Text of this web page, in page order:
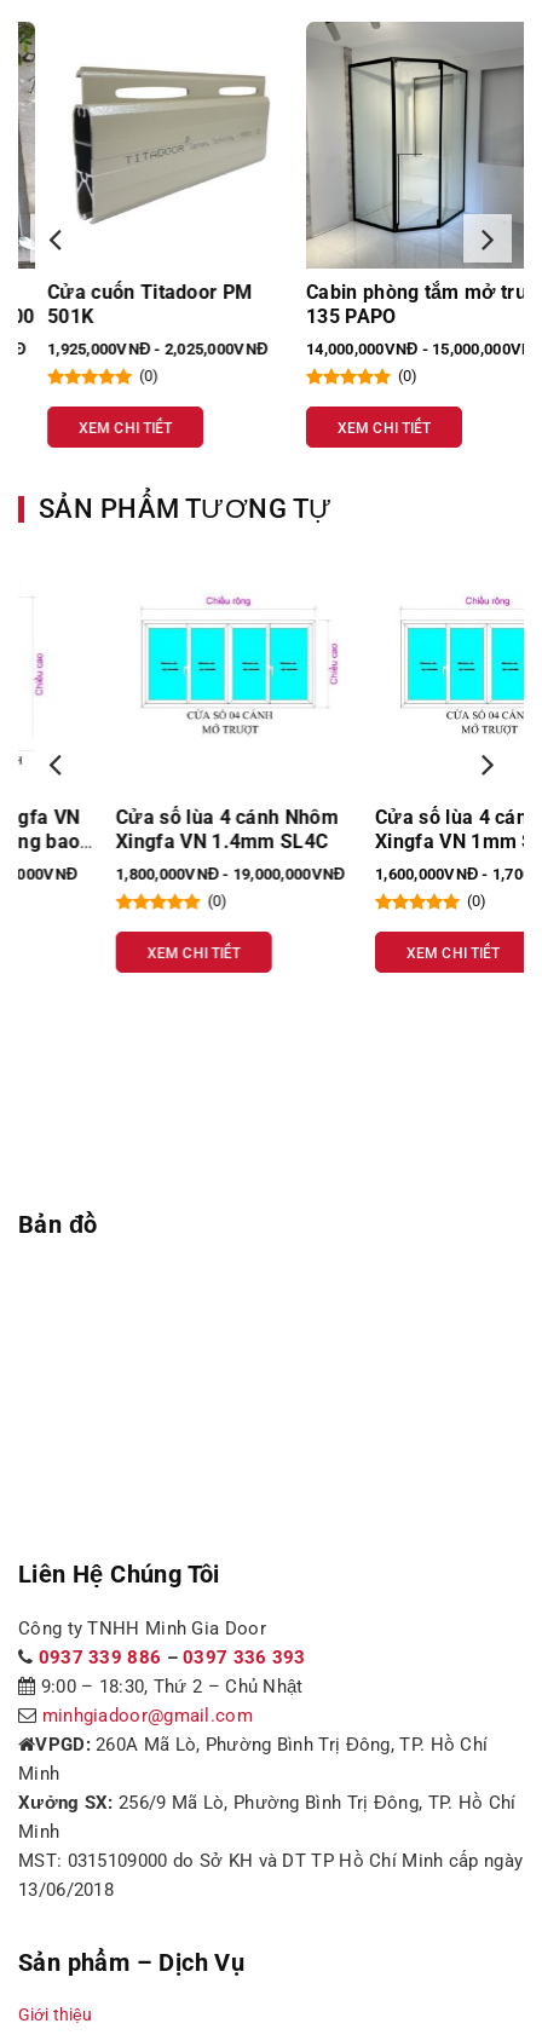
Cửa cuốn Titadoor PM
501K
1,925,000VNĐ - 2,025,000VNĐ
(0)
XEM CHI TIẾT
Cabin phòng tắm mở trượt
135 PAPO
14,000,000VNĐ - 15,000,000VNĐ
(0)
XEM CHI TIẾT
SẢN PHẨM TƯƠNG TỰ
Cửa sổ lùa 4 cánh Nhôm
Xingfa VN 1.4mm SL4C
1,800,000VNĐ - 19,000,000VNĐ
(0)
Cửa sổ lùa 4 cánh Nhôm
Xingfa VN 1mm SL4C
1,600,000VNĐ - 1,700,000VNĐ
(0)
Bản đồ
Liên Hệ Chúng Tôi
Công ty TNHH Minh Gia Door
0937 339 886 –0397 336 393
9:00 – 18:30, Thứ 2 – Chủ Nhật
minhgiadoor@gmail.com
VPGD:260A Mã Lò, Phường Bình Trị Đông, TP. Hồ Chí
Minh
Xưởng SX: 256/9 Mã Lò, Phường Bình Trị Đông, TP. Hồ Chí
Minh
MST: 0315109000 do Sở KH và DT TP Hồ Chí Minh cấp ngày
13/06/2018
Sản phẩm – Dịch Vụ
Giới thiệu